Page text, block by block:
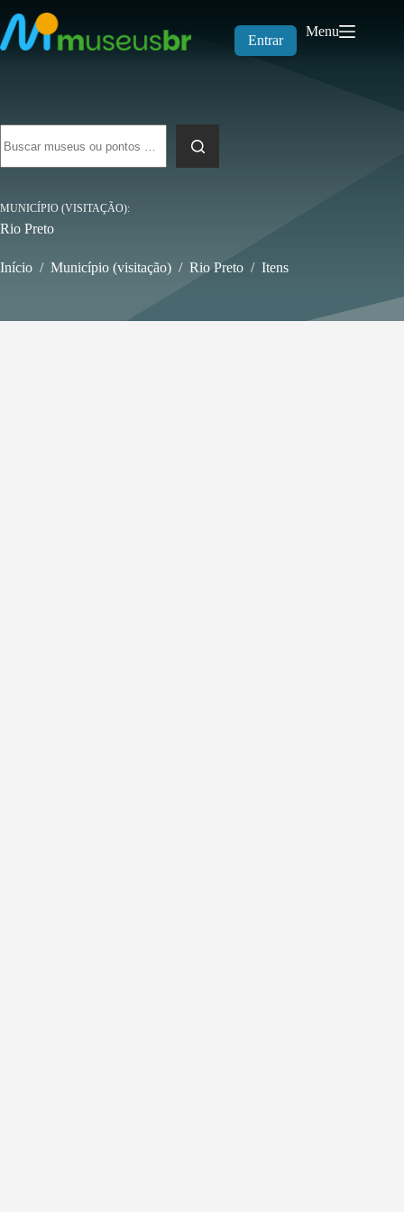
para
o
conteúdo
Entrar
Menu
resultados
MUNICÍPIO (VISITAÇÃO)
Rio Preto
Início / Município (visitação) / Rio Preto / Itens